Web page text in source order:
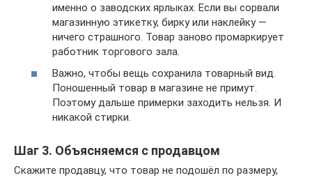
именно о заводских ярлыках. Если вы сорвали
магазинную этикетку, бирку или наклейку —
ничего страшного. Товар заново промаркирует
работник торгового зала.
Важно, чтобы вещь сохранила товарный вид.
Поношенный товар в магазине не примут.
Поэтому дальше примерки заходить нельзя. И
никакой стирки.
Шаг 3. Объясняемся с продавцом
Скажите продавцу, что товар не подошёл по размеру,